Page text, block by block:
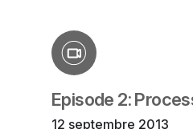
Episode 2:
12 septembre 2013